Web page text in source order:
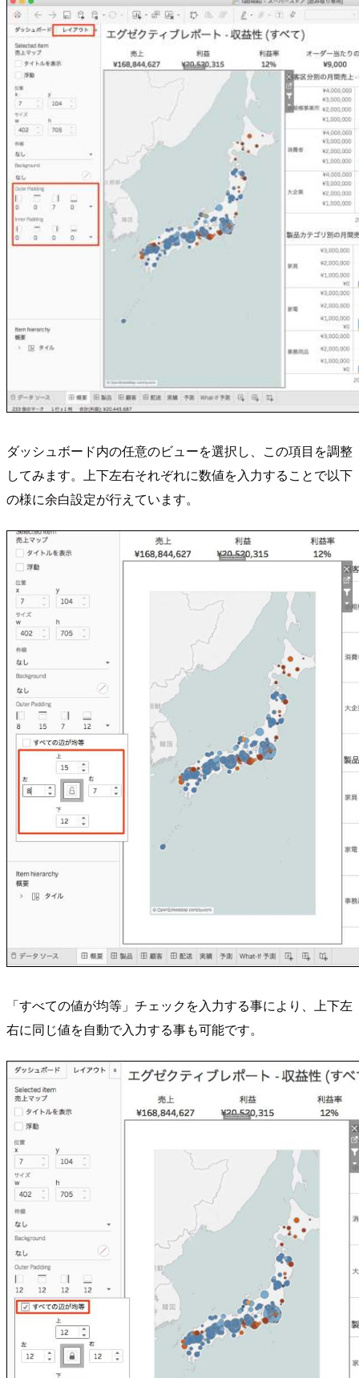
ダッシュボード内の任意のビューを選択し、この項目を調整
してみます。上下左右それぞれに数値を入力することで以下
の様に余白設定が行えています。
「すべての値が均等」チェックを入力する事により、上下左
右に同じ値を自動で入力する事も可能です。